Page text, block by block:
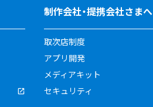
制作会社・提携会社さまへ
取次店制度
アプリ開発
メディアキット
セキュリティ